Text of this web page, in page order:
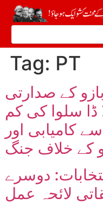
Tag: PT
کے صدارتی
ڈا سلوا کی کم
کامیابی اور
کے خلاف جنگ
دوسرے
لائحہ عمل